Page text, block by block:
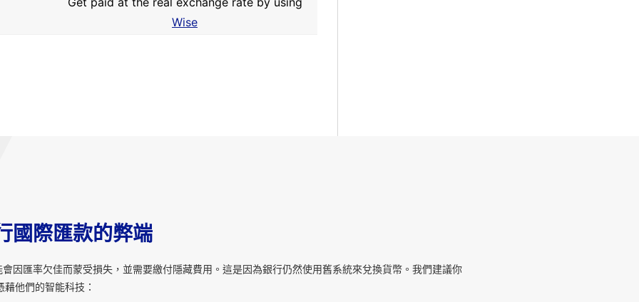
Wise
國際匯款的弊端
因匯率欠佳而蒙受損失，並需要繳付隱藏費用。這是因為銀行仍然使用舊系統來兌換貨幣。我們建議你
他們的智能科技：